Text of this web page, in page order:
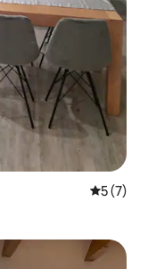
5 (7)